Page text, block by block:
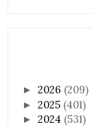
►2026 (209)
►2025 (401)
►2024 (531)